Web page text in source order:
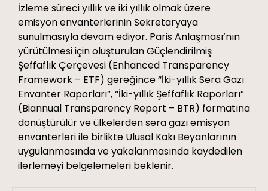
İzleme süreci yıllık ve iki yıllık olmak üzere
emisyon envanterlerinin Sekretaryaya
sunulmasıyla devam ediyor. Paris Anlaşması’nın
yürütülmesi için oluşturulan Güçlendirilmiş
Şeffaflık Çerçevesi (Enhanced Transparency
Framework – ETF) gereğince “İki-yıllık Sera Gazı
Envanter Raporları”, “İki-yıllık Şeffaflık Raporları”
(Biannual Transparency Report – BTR) formatına
dönüştürülür ve ülkelerden sera gazı emisyon
envanterleri ile birlikte Ulusal Kakı Beyanlarının
uygulanmasında ve yakalanmasında kaydedilen
ilerlemeyi belgelemeleri beklenir.